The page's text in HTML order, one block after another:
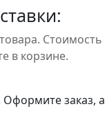
Стоимость
в корзине.
заказ, а